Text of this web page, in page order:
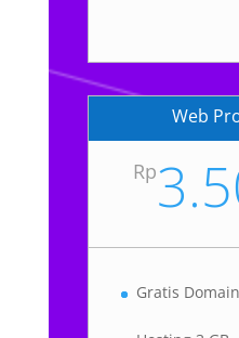
Web
Rp
Gratis